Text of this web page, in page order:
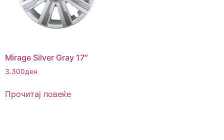
Mirage Silver Gray 17″
3.300ден
Прочитај повеќе